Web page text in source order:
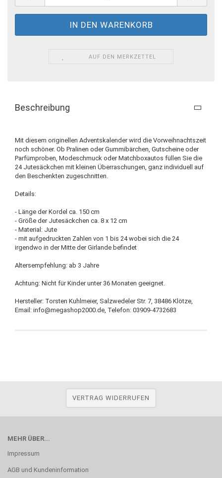
AUF DEN MERKZETTEL
Beschreibung
Mit diesem originellen Adventskalender wird die Vorweihnachtszeit
noch schöner. Ob Pralinen oder Gummibärchen, Gutscheine oder
Parfümproben, Modeschmuck oder Matchboxautos füllen Sie die
24 Jutesäckchen mit kleinen Überraschungen, ganz individuell auf
den Beschenkten zugeschnitten.
Details:
- Länge der Kordel ca. 150 cm
- Größe der Jutesäckchen ca. 8 x 12 cm
- Material: Jute
- mit aufgedruckten Zahlen von 1 bis 24 wobei sich die 24
irgendwo in der Mitte der Girlande befindet
Altersempfehlung: ab 3 Jahre
Achtung: Nicht für Kinder unter 36 Monaten geeignet.
Hersteller: Torsten Kuhlmeier, Salzwedeler Str. 7, 38486 Klötze,
Email: info@megashop2000.de, Telefon: 03909-4732683
VERTRAG WIDERRUFEN
MEHR ÜBER...
Impressum
AGB und Kundeninformation